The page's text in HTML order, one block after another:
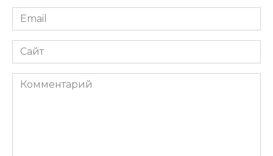
Email
*
Сайт
Комментарий